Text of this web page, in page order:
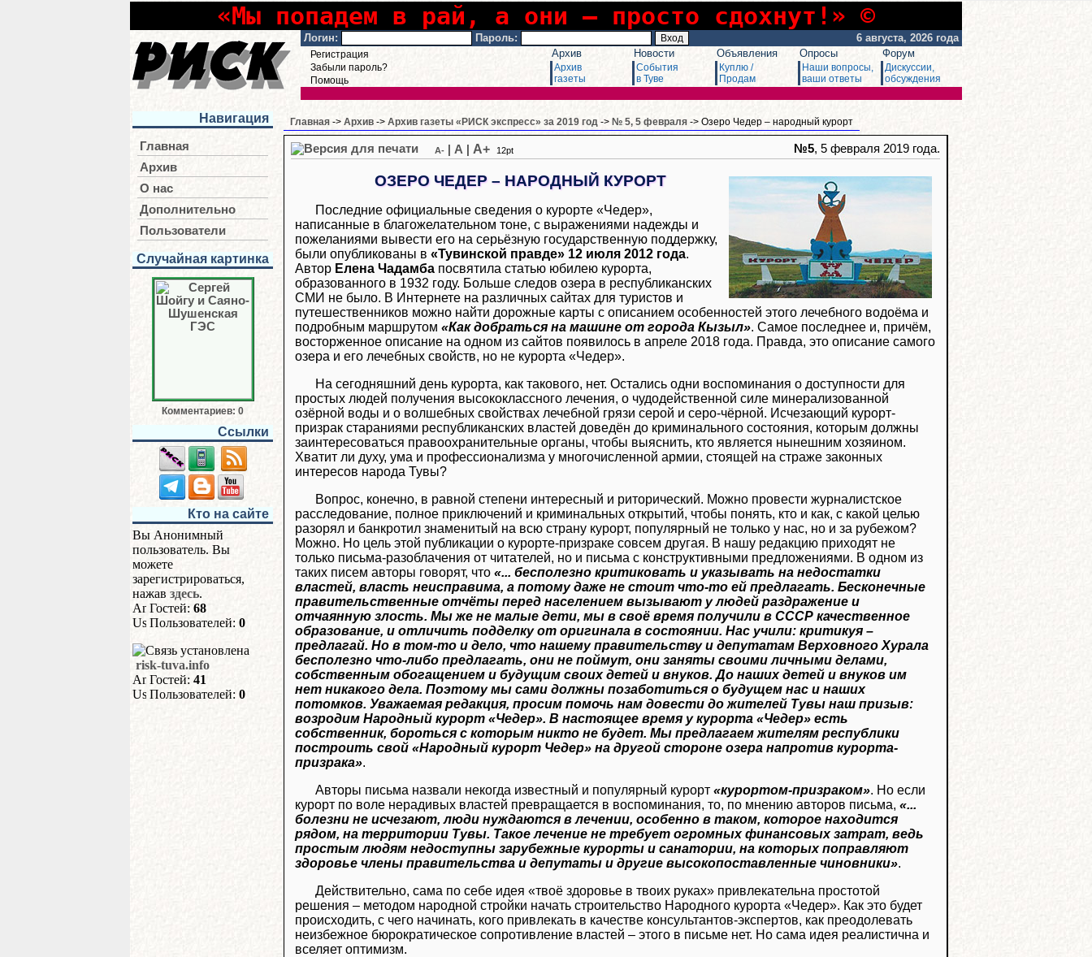
«Мы попадем в рай, а они – просто сдохнут!» ©
Логин: Пароль: 6 августа, 2026 года
Регистрация
Забыли пароль?
Помощь
Архив
Архив
газеты
Новости
События
в Туве
Объявления
Куплю /
Продам
Опросы
Наши вопросы,
ваши ответы
Форум
Дискуссии,
обсуждения
Навигация
Главная
Архив
О нас
Дополнительно
Пользователи
Случайная картинка
Комментариев: 0
Ссылки
Кто на сайте
Вы Анонимный
пользователь. Вы
можете
зарегистрироваться,
нажав здесь.
Гостей: 68
Пользователей: 0
risk-tuva.info
Гостей: 41
Пользователей: 0
Главная -> Архив -> Архив газеты «РИСК экспресс» за 2019 год -> № 5, 5 февраля -> Озеро Чедер – народный курорт
A- A A+ 12pt №5, 5 февраля 2019 года.
ОЗЕРО ЧЕДЕР – НАРОДНЫЙ КУРОРТ
Последние официальные сведения о курорте «Чедер»,
написанные в благожелательном тоне, с выражениями надежды и
пожеланиями вывести его на серьёзную государственную поддержку,
были опубликованы в «Тувинской правде» 12 июля 2012 года.
Автор Елена Чадамба посвятила статью юбилею курорта,
образованного в 1932 году. Больше следов озера в республиканских
СМИ не было. В Интернете на различных сайтах для туристов и
путешественников можно найти дорожные карты с описанием особенностей этого лечебного водоёма и
подробным маршрутом «Как добраться на машине от города Кызыл». Самое последнее и, причём,
восторженное описание на одном из сайтов появилось в апреле 2018 года. Правда, это описание самого
озера и его лечебных свойств, но не курорта «Чедер».
На сегодняшний день курорта, как такового, нет. Остались одни воспоминания о доступности для
простых людей получения высококлассного лечения, о чудодейственной силе минерализованной
озёрной воды и о волшебных свойствах лечебной грязи серой и серо-чёрной. Исчезающий курорт-
призрак стараниями республиканских властей доведён до криминального состояния, которым должны
заинтересоваться правоохранительные органы, чтобы выяснить, кто является нынешним хозяином.
Хватит ли духу, ума и профессионализма у многочисленной армии, стоящей на страже законных
интересов народа Тувы?
Вопрос, конечно, в равной степени интересный и риторический. Можно провести журналистское
расследование, полное приключений и криминальных открытий, чтобы понять, кто и как, с какой целью
разорял и банкротил знаменитый на всю страну курорт, популярный не только у нас, но и за рубежом?
Можно. Но цель этой публикации о курорте-призраке совсем другая. В нашу редакцию приходят не
только письма-разоблачения от читателей, но и письма с конструктивными предложениями. В одном из
таких писем авторы говорят, что «... бесполезно критиковать и указывать на недостатки
властей, власть неисправима, а потому даже не стоит что-то ей предлагать. Бесконечные
правительственные отчёты перед населением вызывают у людей раздражение и
отчаянную злость. Мы же не малые дети, мы в своё время получили в СССР качественное
образование, и отличить подделку от оригинала в состоянии. Нас учили: критикуя –
предлагай. Но в том-то и дело, что нашему правительству и депутатам Верховного Хурала
бесполезно что-либо предлагать, они не поймут, они заняты своими личными делами,
собственным обогащением и будущим своих детей и внуков. До наших детей и внуков им
нет никакого дела. Поэтому мы сами должны позаботиться о будущем нас и наших
потомков. Уважаемая редакция, просим помочь нам довести до жителей Тувы наш призыв:
возродим Народный курорт «Чедер». В настоящее время у курорта «Чедер» есть
собственник, бороться с которым никто не будет. Мы предлагаем жителям республики
построить свой «Народный курорт Чедер» на другой стороне озера напротив курорта-
призрака».
Авторы письма назвали некогда известный и популярный курорт «курортом-призраком». Но если
курорт по воле нерадивых властей превращается в воспоминания, то, по мнению авторов письма, «...
болезни не исчезают, люди нуждаются в лечении, особенно в таком, которое находится
рядом, на территории Тувы. Такое лечение не требует огромных финансовых затрат, ведь
простым людям недоступны зарубежные курорты и санатории, на которых поправляют
здоровье члены правительства и депутаты и другие высокопоставленные чиновники».
Действительно, сама по себе идея «твоё здоровье в твоих руках» привлекательна простотой
решения – методом народной стройки начать строительство Народного курорта «Чедер». Как это будет
происходить, с чего начинать, кого привлекать в качестве консультантов-экспертов, как преодолевать
неизбежное бюрократическое сопротивление властей – этого в письме нет. Но сама идея реалистична и
вселяет оптимизм.